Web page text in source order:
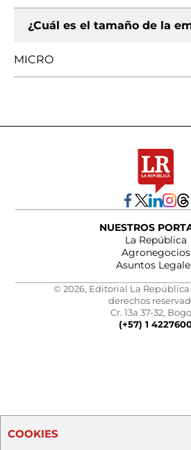
¿Cuál es el tamaño de la
MICRO
NUESTROS
La República
Agronegocios
Asuntos
© 2026, Editorial La República
derechos
Cr. 13a 37-32,
(+57) 1
COOKIES